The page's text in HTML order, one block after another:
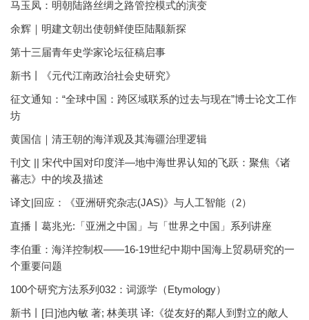
马玉凤：明朝陆路丝绸之路管控模式的演变
余辉｜明建文朝出使朝鲜使臣陆颙新探
第十三届青年史学家论坛征稿启事
新书丨《元代江南政治社会史研究》
征文通知：“全球中国：跨区域联系的过去与现在”博士论文工作
坊
黄国信｜清王朝的海洋观及其海疆治理逻辑
刊文 || 宋代中国对印度洋—地中海世界认知的飞跃：聚焦《诸
蕃志》中的埃及描述
译文|回应：《亚洲研究杂志(JAS)》与人工智能（2）
直播丨葛兆光:「亚洲之中国」与「世界之中国」系列讲座
李伯重：海洋控制权——16-19世纪中期中国海上贸易研究的一
个重要问题
100个研究方法系列032：词源学（Etymology）
新书丨[日]池內敏 著; 林美琪 译:《從友好的鄰人到對立的敵人